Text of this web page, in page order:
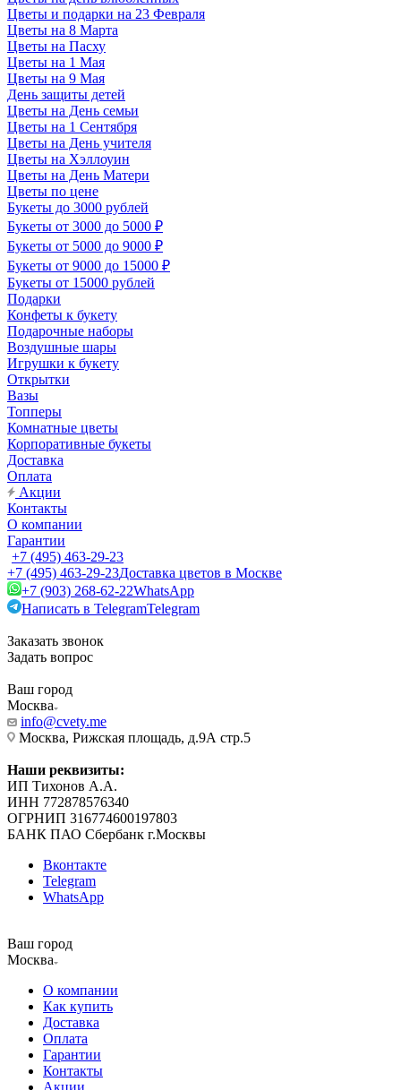
Цветы и подарки на 23 Февраля
Цветы на 8 Марта
Цветы на Пасху
Цветы на 1 Мая
Цветы на 9 Мая
День защиты детей
Цветы на День семьи
Цветы на 1 Сентября
Цветы на День учителя
Цветы на Хэллоуин
Цветы на День Матери
Цветы по цене
Букеты до 3000 рублей
Букеты от 3000 до 5000 ₽
Букеты от 5000 до 9000 ₽
Букеты от 9000 до 15000 ₽
Букеты от 15000 рублей
Подарки
Конфеты к букету
Подарочные наборы
Воздушные шары
Игрушки к букету
Открытки
Вазы
Топперы
Комнатные цветы
Корпоративные букеты
Доставка
Оплата
Акции
Контакты
О компании
Гарантии
+7 (495) 463-29-23
+7 (495) 463-29-23Доставка цветов в Москве
+7 (903) 268-62-22WhatsApp
Написать в TelegramTelegram
Заказать звонок
Задать вопрос
Ваш город
Москва
info@cvety.me
Москва, Рижская площадь, д.9А стр.5
Наши реквизиты:
ИП Тихонов А.А.
ИНН 772878576340
ОГРНИП 316774600197803
БАНК ПАО Сбербанк г.Москвы
Вконтакте
Telegram
WhatsApp
Ваш город
Москва
О компании
Как купить
Доставка
Оплата
Гарантии
Контакты
Акции